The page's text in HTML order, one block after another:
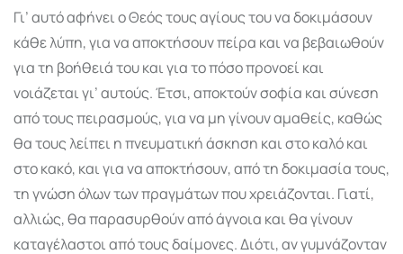
Γι’ αυτό αφήνει ο Θεός τους αγίους του να δοκιμάσουν
κάθε λύπη, για να αποκτήσουν πείρα και να βεβαιωθούν
για τη βοήθειά του και για το πόσο προνοεί και
νοιάζεται γι’ αυτούς. Έτσι, αποκτούν σοφία και σύνεση
από τους πειρασμούς, για να μη γίνουν α­μαθείς, καθώς
θα τους λείπει η πνευματική άσκηση και στο καλό και
στο κακό, και για να αποκτή­σουν, από τη δοκιμασία τους,
τη γνώση όλων των πραγμάτων που χρειάζονται. Γιατί,
αλλιώς, θα παρασυρθούν από άγνοια και θα γίνουν
καταγέλαστοι από τους δαίμονες. Διότι, αν γυμνάζονταν